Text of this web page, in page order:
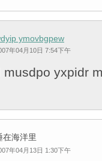
ymovbgpew
年04月10日 7:54下午
musdpo yxpidr
在海洋里
年04月13日 1:30下午